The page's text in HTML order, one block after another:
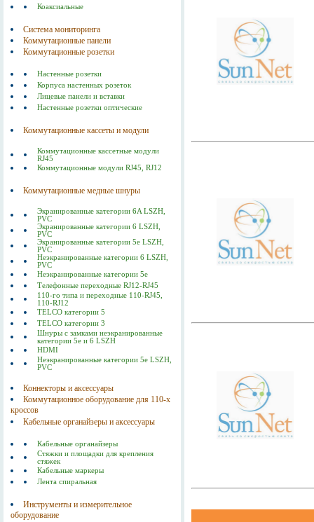
Коаксиальные
Система мониторинга
Коммутационные панели
Коммутационные розетки
Настенные розетки
Корпуса настенных розеток
Лицевые панели и вставки
Настенные розетки оптические
Коммутационные кассеты и модули
Коммутационные кассетные модули
RJ45
Коммутационные модули RJ45, RJ12
Коммутационные медные шнуры
Экранированные категории 6A LSZH,
PVC
Экранированные категории 6 LSZH,
PVC
Экранированные категории 5е LSZH,
PVC
Неэкранированные категории 6 LSZH,
PVC
Неэкранированные категории 5е
Телефонные переходные RJ12-RJ45
110-го типа и переходные 110-RJ45,
110-RJ12
TELCO категории 5
TELCO категории 3
Шнуры с замками неэкранированные
категории 5е и 6 LSZH
HDMI
Неэкранированные категории 5е LSZH,
PVC
Коннекторы и аксессуары
Коммутационное оборудование для 110-х
кроссов
Кабельные органайзеры и аксессуары
Кабельные органайзеры
Стяжки и площадки для крепления
стяжек
Кабельные маркеры
Лента спиральная
Инструменты и измерительное
оборудование